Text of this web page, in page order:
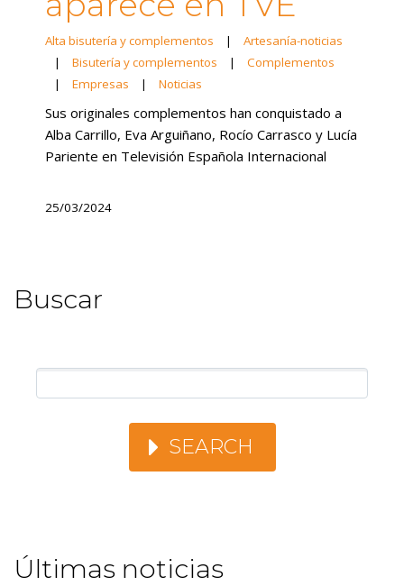
Alta bisutería y complementos |
Artesanía-noticias
|
Bisutería y complementos |
Complementos
|
Empresas | Noticias
Sus originales complementos han conquistado a
Alba Carrillo, Eva Arguiñano, Rocío Carrasco y Lucía
Pariente en Televisión Española Internacional
25/03/2024
Buscar
SEARCH
Últimas noticias